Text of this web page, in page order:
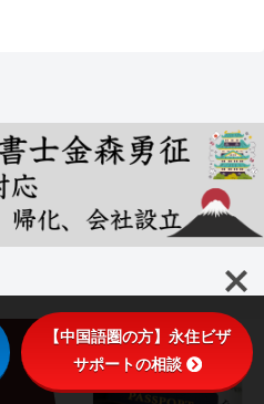
【中国語圏の方】永住ビザ
サポートの相談